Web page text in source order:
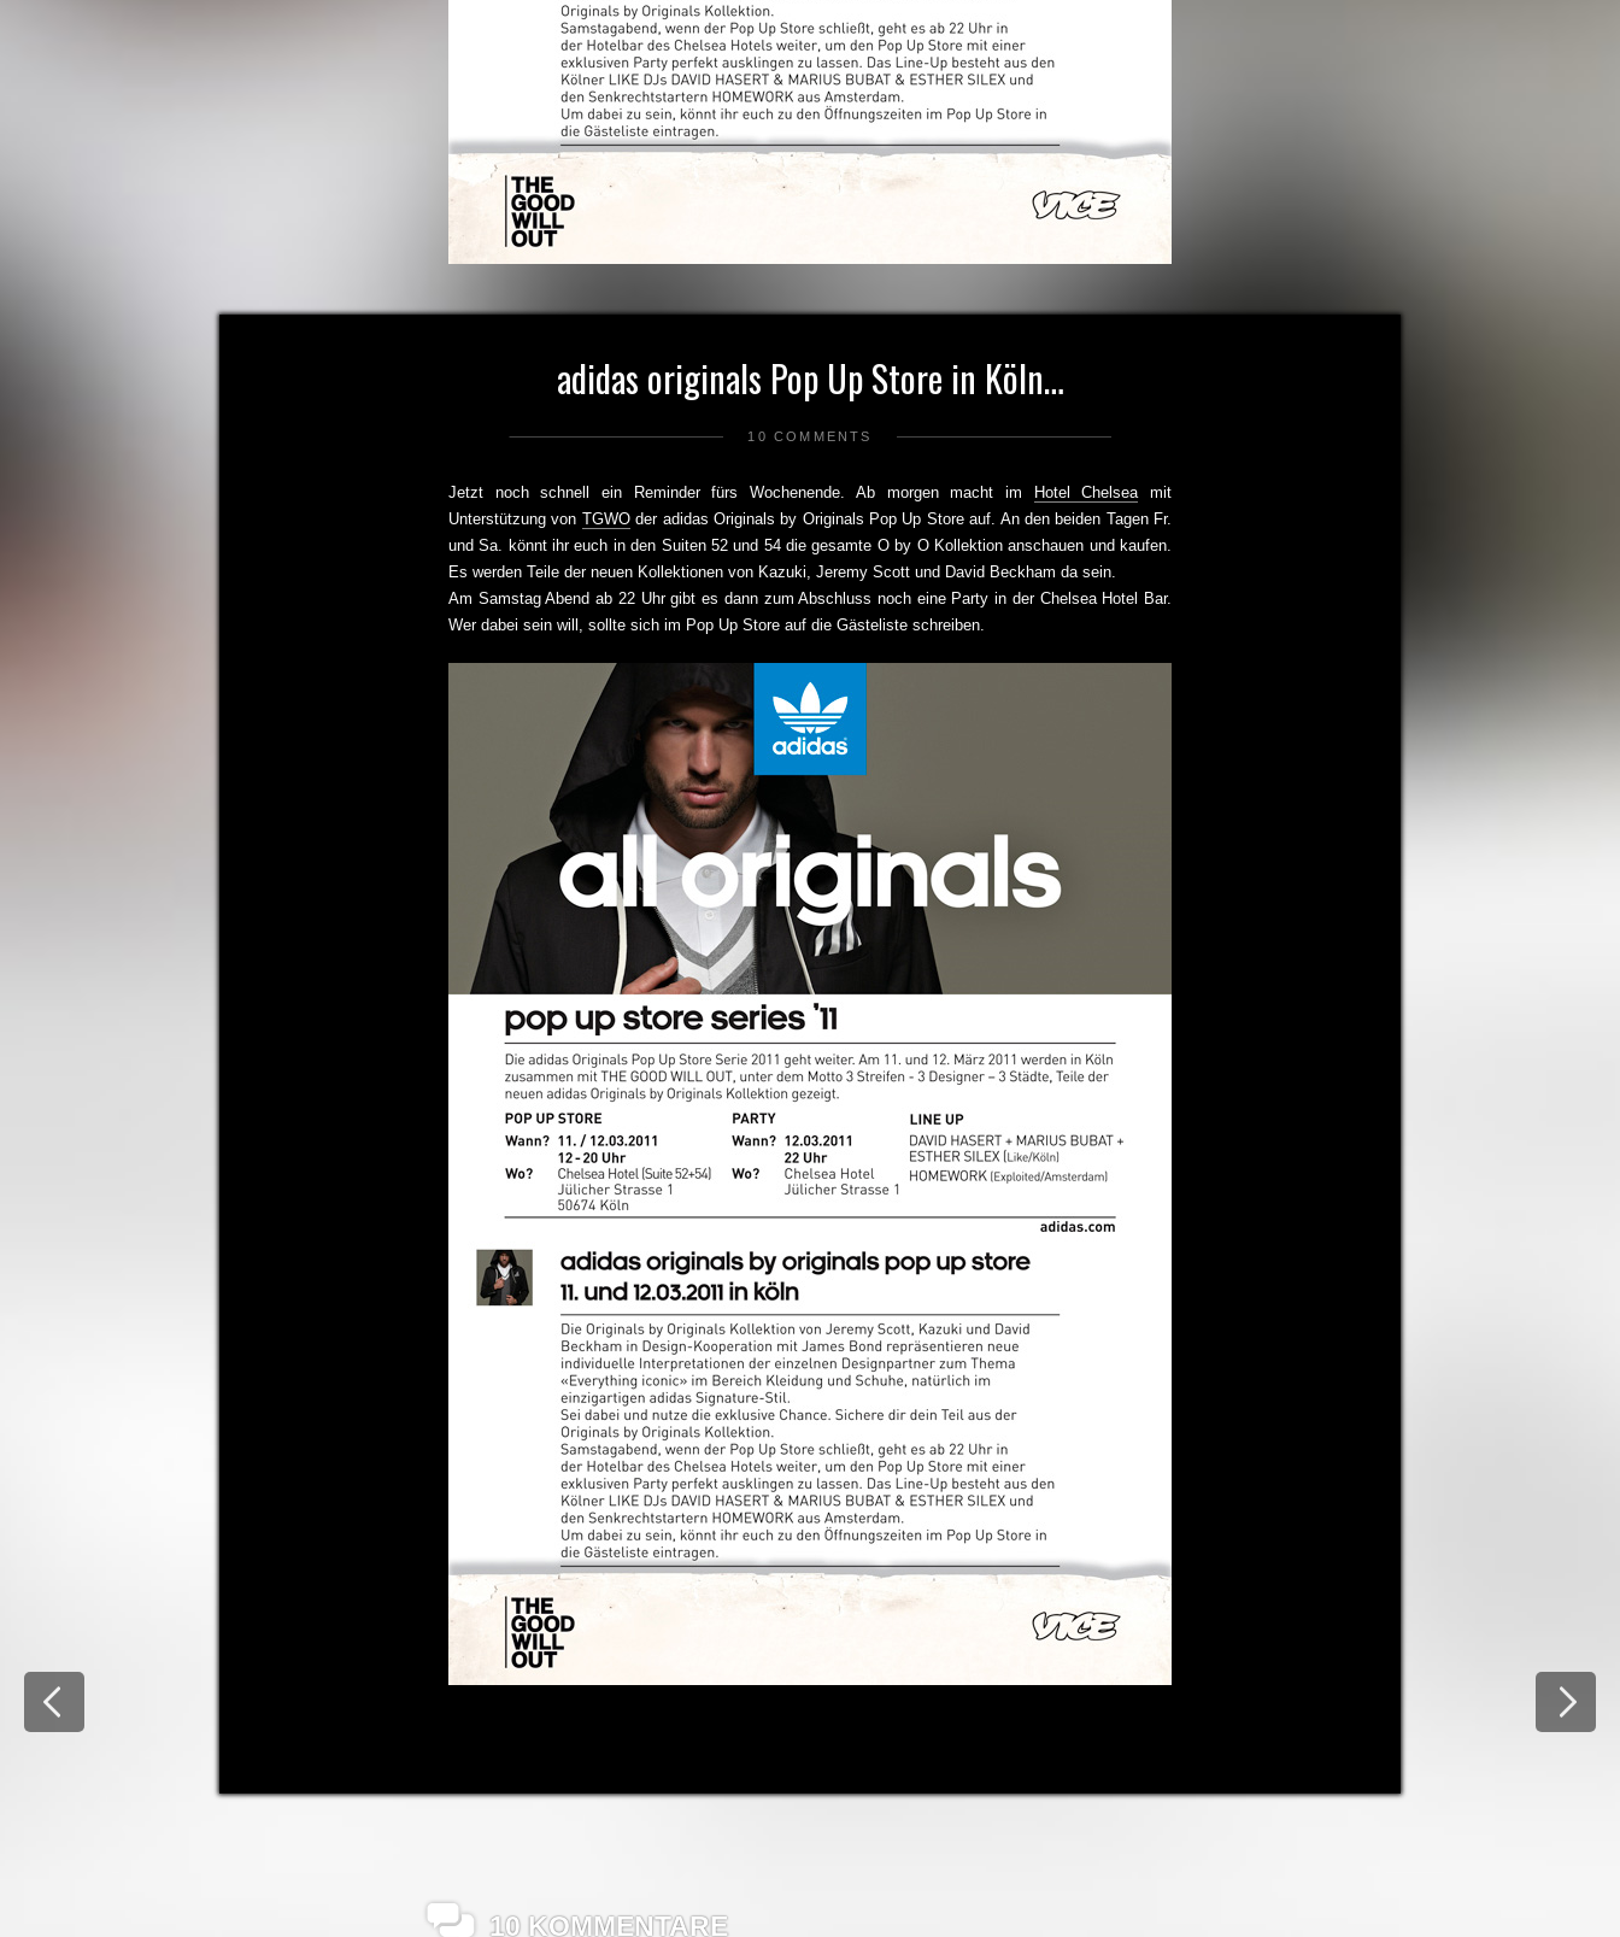
adidas originals Pop Up Store in Köln…
10 COMMENTS
Jetzt noch schnell ein Reminder fürs Wochenende. Ab morgen macht im Hotel Chelseamit
Unterstützung von TGWOder adidas Originals by Originals Pop Up Store auf. An den beiden Tagen Fr.
und Sa. könnt ihr euch in den Suiten 52 und 54 die gesamte O by O Kollektion anschauen und kaufen.
Es werden Teile der neuen Kollektionen von Kazuki, Jeremy Scott und David Beckham da sein.
Am Samstag Abend ab 22 Uhr gibt es dann zum Abschluss noch eine Party in der Chelsea Hotel Bar.
Wer dabei sein will, sollte sich im Pop Up Store auf die Gästeliste schreiben.
10 KOMMENTARE